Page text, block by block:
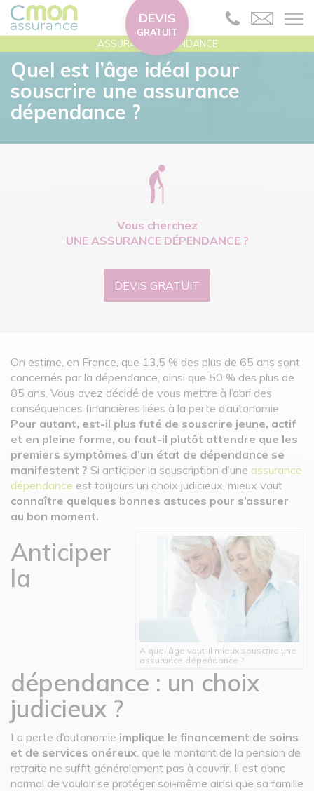
DEVIS
GRATUIT
ASSURANCE DÉPENDANCE
Quel est l’âge idéal pour
souscrire une assurance
dépendance ?
Vous cherchez
UNE ASSURANCE DÉPENDANCE ?
DEVIS GRATUIT
On estime, en France, que 13,5 % des plus de 65 ans sont
concernés par la dépendance, ainsi que 50 % des plus de
85 ans. Vous avez décidé de vous mettre à l’abri des
conséquences financières liées à la perte d’autonomie.
Pour autant, est-il plus futé de souscrire jeune, actif
et en pleine forme, ou faut-il plutôt attendre que les
premiers symptômes d’un état de dépendance se
manifestent ? Si anticiper la souscription d’une assurance
dépendance est toujours un choix judicieux, mieux vaut
connaître quelques bonnes astuces pour s’assurer
au bon moment.
A quel âge vaut-il mieux souscrire une
assurance dépendance ?
Anticiper
la
dépendance : un choix
judicieux ?
La perte d’autonomie implique le financement de soins
et de services onéreux, que le montant de la pension de
retraite ne suffit généralement pas à couvrir. Il est donc
normal de vouloir se protéger soi-même ainsi que sa famille